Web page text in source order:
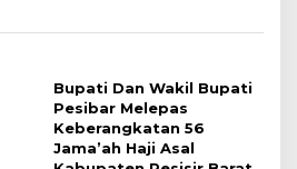
Bupati Dan Wakil Bupati
Pesibar Melepas
Keberangkatan 56
Jama’ah Haji Asal